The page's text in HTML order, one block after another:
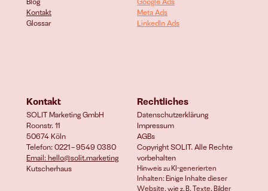
Blog
Kontakt
Glossar
Google Ads
Meta Ads
LinkedIn Ads
Kontakt
SOLIT Marketing GmbH
Roonstr. 11
50674 Köln
Telefon: 0221 – 9549 0380
Email: hello@solit.marketing
Kutscherhaus
Rechtliches
Datenschutzerklärung
Impressum
AGBs
Copyright SOLIT. Alle Rechte
vorbehalten
Hinweis zu KI-generierten
Inhalten: Einige Inhalte dieser
Website, wie z. B. Texte, Bilder